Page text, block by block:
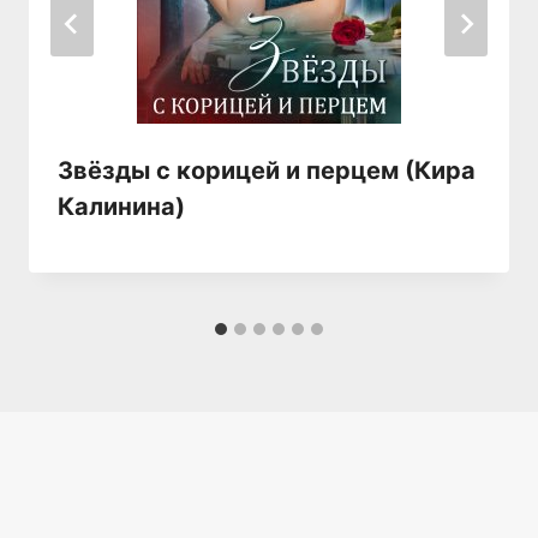
Звёзды с корицей и перцем (Кира
Калинина)